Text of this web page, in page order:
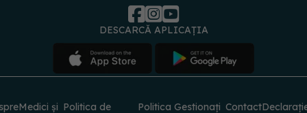
DESCARCĂ APLICAȚIA
Medici și Politica de Politica Gestionați Contact